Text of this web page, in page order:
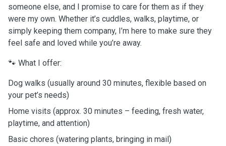
someone else, and I promise to care for them as if they
were my own. Whether it’s cuddles, walks, playtime, or
simply keeping them company, I’m here to make sure they
feel safe and loved while you’re away.
🐾 What I offer:
Dog walks (usually around 30 minutes, flexible based on
your pet’s needs)
Home visits (approx. 30 minutes – feeding, fresh water,
playtime, and attention)
Basic chores (watering plants, bringing in mail)